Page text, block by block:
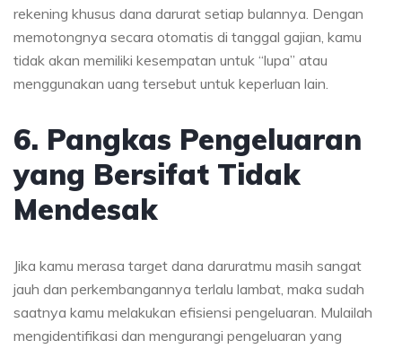
rekening khusus dana darurat setiap bulannya. Dengan
memotongnya secara otomatis di tanggal gajian, kamu
tidak akan memiliki kesempatan untuk “lupa” atau
menggunakan uang tersebut untuk keperluan lain.
6. Pangkas Pengeluaran
yang Bersifat Tidak
Mendesak
Jika kamu merasa target dana daruratmu masih sangat
jauh dan perkembangannya terlalu lambat, maka sudah
saatnya kamu melakukan efisiensi pengeluaran. Mulailah
mengidentifikasi dan mengurangi pengeluaran yang